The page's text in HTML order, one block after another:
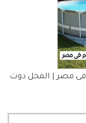
فى مصر | المحل دوت